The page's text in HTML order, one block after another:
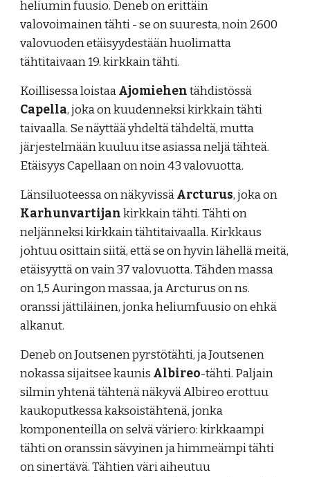
heliumin fuusio. Deneb on erittäin
valovoimainen tähti - se on suuresta, noin 2600
valovuoden etäisyydestään huolimatta
tähtitaivaan 19. kirkkain tähti.
Koillisessa loistaaAjomiehentähdistössä
Capella, joka on kuudenneksi kirkkain tähti
taivaalla. Se näyttää yhdeltä tähdeltä, mutta
järjestelmään kuuluu itse asiassa neljä tähteä.
Etäisyys Capellaan on noin 43 valovuotta.
Länsiluoteessa on näkyvissäArcturus, joka on
Karhunvartijankirkkain tähti. Tähti on
neljänneksi kirkkain tähtitaivaalla. Kirkkaus
johtuu osittain siitä, että se on hyvin lähellä meitä,
etäisyyttä on vain 37 valovuotta. Tähden massa
on 1,5Auringon massaa, ja Arcturuson ns.
oranssi jättiläinen, jonka heliumfuusio on ehkä
alkanut.
Deneb on Joutsenen pyrstötähti, ja Joutsenen
nokassasijaitsee kaunis Albireo-tähti. Paljain
silmin yhtenä tähtenä näkyvä Albireo erottuu
kaukoputkessa kaksoistähtenä, jonka
komponenteilla on selvä väriero: kirkkaampi
tähti onoranssin sävyinen ja himmeämpi tähti
onsinertävä.Tähtien väri aiheutuu